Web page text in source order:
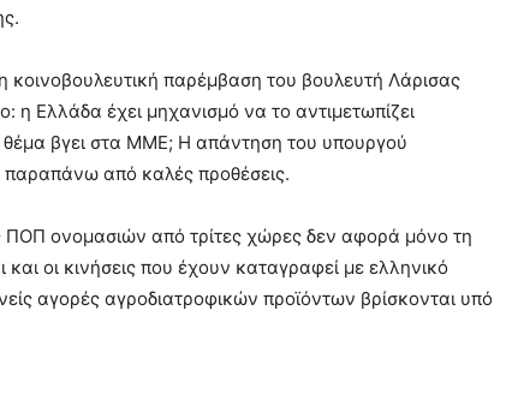
κοινοβουλευτική παρέμβαση του βουλευτή Λάρισας
η Ελλάδα έχει μηχανισμό να το αντιμετωπίζει
θέμα βγει στα ΜΜΕ; Η απάντηση του υπουργού
παραπάνω από καλές προθέσεις.
ονομασιών από τρίτες χώρες δεν αφορά μόνο τη
οι κινήσεις που έχουν καταγραφεί με ελληνικό
αγορές αγροδιατροφικών προϊόντων βρίσκονται υπό